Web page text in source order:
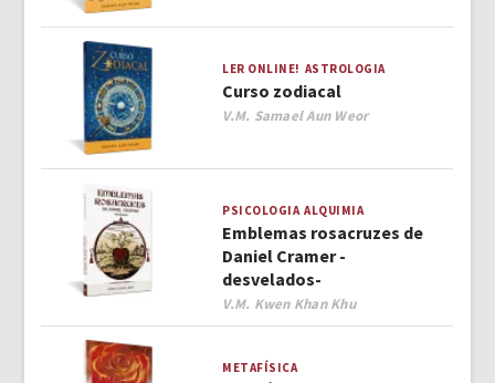
LER ONLINE! ASTROLOGIA
Curso zodiacal
Author
V.M. Samael Aun Weor
PSICOLOGIA ALQUIMIA
Emblemas rosacruzes de
Daniel Cramer -
desvelados-
Author
V.M. Kwen Khan Khu
METAFÍSICA